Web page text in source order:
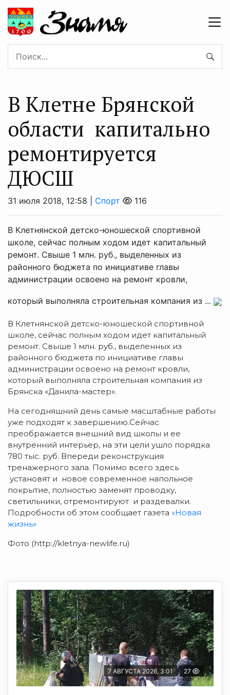
В Клетне Брянской
области капитально
ремонтируется
ДЮСШ
31 июля 2018, 12:58 | Спорт 116
В Клетнянской детско-юношеской спортивной
школе, сейчас полным ходом идет капитальный
ремонт. Свыше 1 млн. руб., выделенных из
районного бюджета по инициативе главы
администрации освоено на ремонт кровли,
который выполняла строительная компания из ...
В Клетнянской детско-юношеской спортивной
школе, сейчас полным ходом идет капитальный
ремонт. Свыше 1 млн. руб., выделенных из
районного бюджета по инициативе главы
администрации освоено на ремонт кровли,
который выполняла строительная компания из
Брянска «Данила-мастер».
На сегодняшний день самые масштабные работы
уже подходят к завершению.Сейчас
преображается внешний вид школы и ее
внутренний интерьер, на эти цели ушло порядка
780 тыс. руб. Впереди реконструкция
тренажерного зала. Помимо всего здесь
установят и новое современное напольное
покрытие, полностью заменят проводку,
светильники, отремонтируют и раздевалки.
Подробности об этом сообщает газета «Новая
жизнь»
Фото (http://kletnya-newlife.ru)
7 АВГУСТА 2026, 3:01 27